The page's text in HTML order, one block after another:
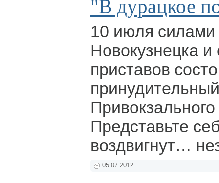
"В дурацкое
10 июля
Новокузнецка
приставов
Представьте
воздвигнут…
05.07.2012